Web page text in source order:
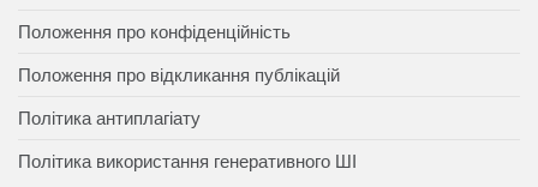
Положення про конфіденційність
Положення про відкликання публікацій
Політика антиплагіату
Політика використання генеративного ШІ